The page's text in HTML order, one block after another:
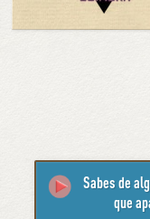
Sabes de
que